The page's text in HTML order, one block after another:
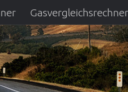
Gasvergleichsrechner